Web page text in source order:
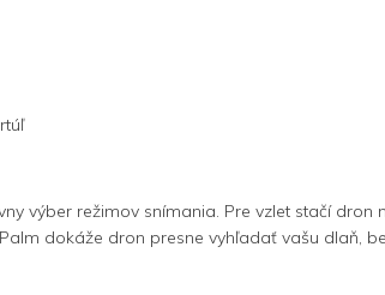
výber režimov snímania. Pre vzlet stačí
dokáže dron presne vyhľadať vašu dlaň,